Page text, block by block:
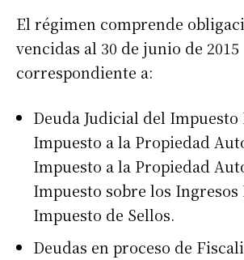
El régimen comprende
vencidas al 30 de junio de 2015
correspondiente a:
Deuda Judicial del
Impuesto a la Propiedad
Impuesto a la Propiedad
Impuesto sobre los Ingresos
Impuesto de Sellos.
Deudas en proceso de